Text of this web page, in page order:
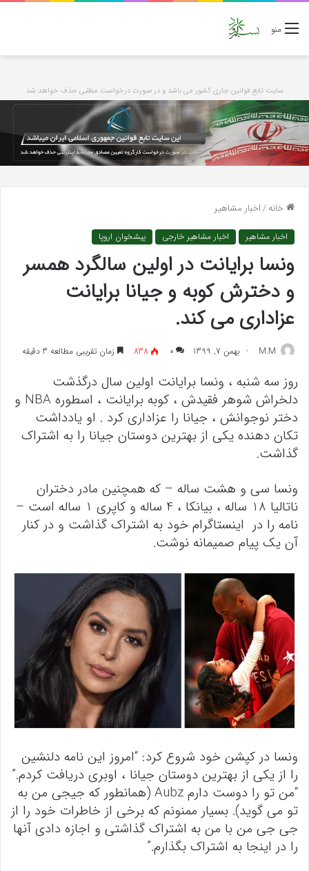
منو
سایت تابع قوانین جاری کشور می باشد و در صورت درخواست مطلبی حذف خواهد شد
خانه/اخبار مشاهیر
اخبار مشاهیر اخبار مشاهیر خارجی پیشخوان اروپا
ونسا برایانت در اولین سالگرد همسر
و دخترش کوبه و جیانا برایانت
عزاداری می کند.
M.M بهمن 7, 1399 ۰ 838 زمان تقریبی مطالعه 3 دقیقه
روز سه شنبه ، ونسا برایانت اولین سال درگذشت
دلخراش شوهر فقیدش ، کوبه برایانت ، اسطوره NBA و
دختر نوجوانش ، جیانا را عزاداری کرد . او یادداشت
تکان دهنده یکی از بهترین دوستان جیانا را به اشتراک
گذاشت.
ونسا سی و هشت ساله – که همچنین مادر دختران
ناتالیا 18 ساله ، بیانکا ، 4 ساله و کاپری 1 ساله است –
نامه را در اینستاگرام خود به اشتراک گذاشت و در کنار
آن یک پیام صمیمانه نوشت.
ونسا در کپشن خود شروع کرد: “امروز این نامه دلنشین
را از یکی از بهترین دوستان جیانا ، اوبری دریافت کردم.”
“من تو را دوست دارم Aubz (همانطور که جیجی من به
تو می گوید). بسیار ممنونم که برخی از خاطرات خود را از
جی جی من با من به اشتراک گذاشتی و اجازه دادی آنها
را در اینجا به اشتراک بگذارم.”